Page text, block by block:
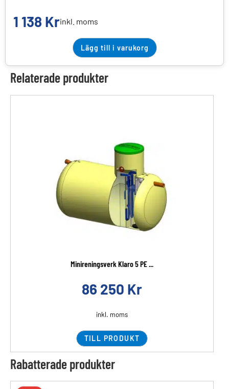
1 138 Krinkl. moms
Lägg till i varukorg
Relaterade produkter
Minireningsverk Klaro 5 PE ...
86 250 Kr
inkl. moms
TILL PRODUKT
Rabatterade produkter